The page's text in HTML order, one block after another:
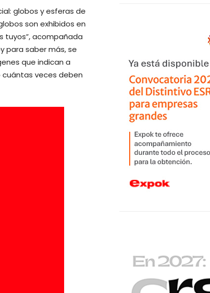
globos y esferas de
son exhibidos en
tuyos”, acompañada
para saber más, se
que indican a
veces deben